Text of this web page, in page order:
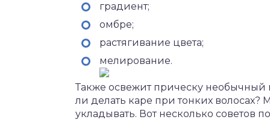
градиент;
омбре;
растягивание цвета;
мелирование.
Также освежит прическу
ли делать каре при тонких
укладывать. Вот несколько советов